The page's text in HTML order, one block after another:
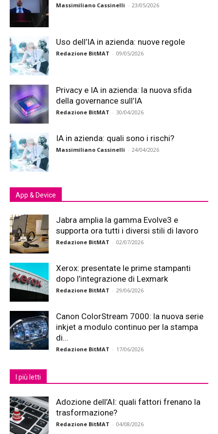
Massimiliano Cassinelli - 23/05/2026
Uso dell’IA in azienda: nuove regole
Redazione BitMAT - 09/05/2026
Privacy e IA in azienda: la nuova sfida
della governance sull’IA
Redazione BitMAT - 30/04/2026
IA in azienda: quali sono i rischi?
Massimiliano Cassinelli - 24/04/2026
App & Device
Jabra amplia la gamma Evolve3 e
supporta ora tutti i diversi stili di lavoro
Redazione BitMAT - 02/07/2026
Xerox: presentate le prime stampanti
dopo l’integrazione di Lexmark
Redazione BitMAT - 29/06/2026
Canon ColorStream 7000: la nuova serie
inkjet a modulo continuo per la stampa
di...
Redazione BitMAT - 17/06/2026
I più letti
Adozione dell’AI: quali fattori frenano la
trasformazione?
Redazione BitMAT - 04/08/2026